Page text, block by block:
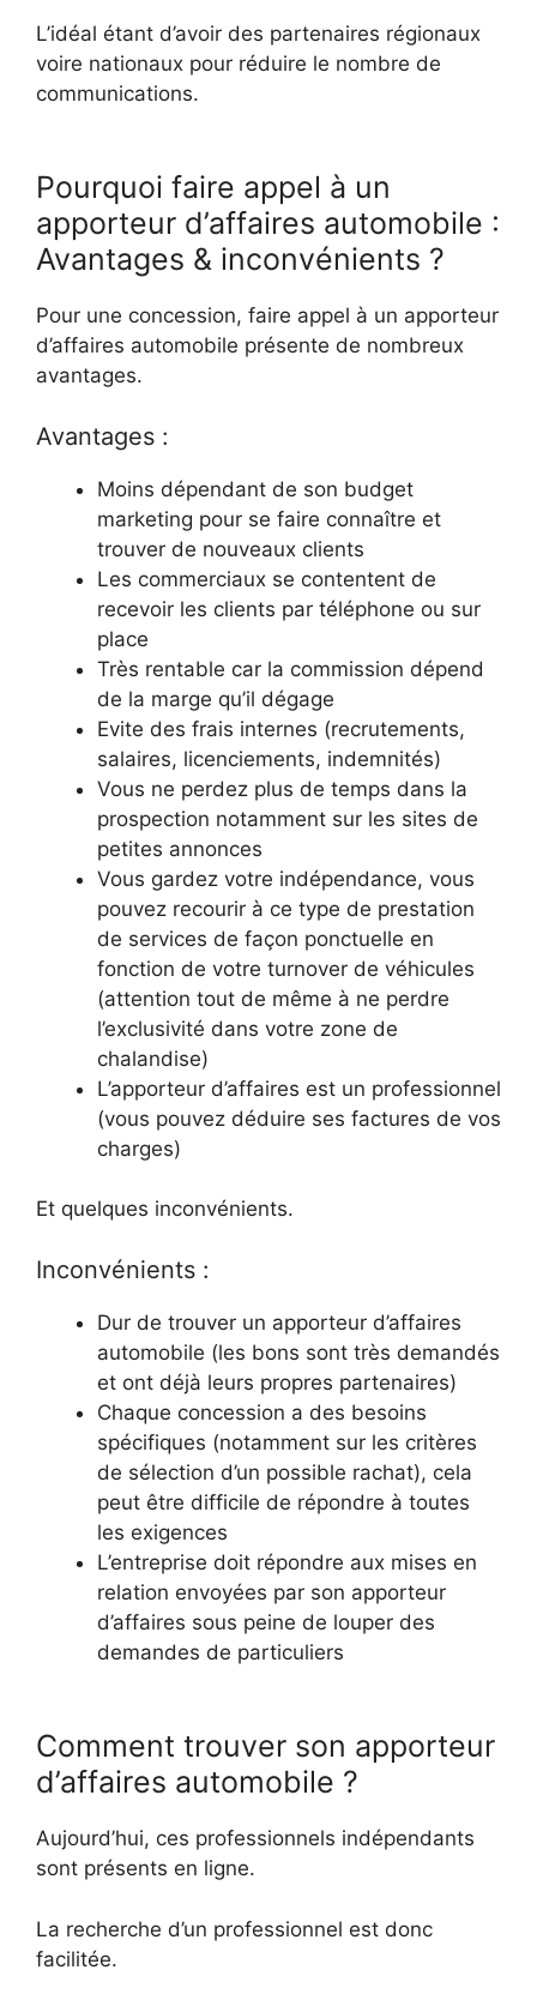
L’idéal étant d’avoir des partenaires régionaux
voire nationaux pour réduire le nombre de
communications.
Pourquoi faire appel à un
apporteur d’affaires automobile :
Avantages & inconvénients ?
Pour une concession, faire appel à un apporteur
d’affaires automobile présente de nombreux
avantages.
Avantages :
Moins dépendant de son budget
marketing pour se faire connaître et
trouver de nouveaux clients
Les commerciaux se contentent de
recevoir les clients par téléphone ou sur
place
Très rentable car la commission dépend
de la marge qu’il dégage
Evite des frais internes (recrutements,
salaires, licenciements, indemnités)
Vous ne perdez plus de temps dans la
prospection notamment sur les sites de
petites annonces
Vous gardez votre indépendance, vous
pouvez recourir à ce type de prestation
de services de façon ponctuelle en
fonction de votre turnover de véhicules
(attention tout de même à ne perdre
l’exclusivité dans votre zone de
chalandise)
L’apporteur d’affaires est un professionnel
(vous pouvez déduire ses factures de vos
charges)
Et quelques inconvénients.
Inconvénients :
Dur de trouver un apporteur d’affaires
automobile (les bons sont très demandés
et ont déjà leurs propres partenaires)
Chaque concession a des besoins
spécifiques (notamment sur les critères
de sélection d’un possible rachat), cela
peut être difficile de répondre à toutes
les exigences
L’entreprise doit répondre aux mises en
relation envoyées par son apporteur
d’affaires sous peine de louper des
demandes de particuliers
Comment trouver son apporteur
d’affaires automobile ?
Aujourd’hui, ces professionnels indépendants
sont présents en ligne.
La recherche d’un professionnel est donc
facilitée.